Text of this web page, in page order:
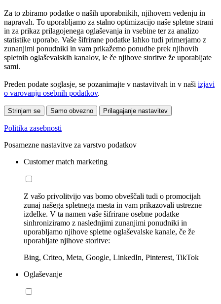
Za to zbiramo podatke o naših uporabnikih, njihovem vedenju in
napravah. To uporabljamo za stalno optimizacijo naše spletne strani
in za prikaz prilagojenega oglaševanja in vsebine ter za analizo
statistike uporabe. Vaše šifrirane podatke lahko tudi primerjamo z
zunanjimi ponudniki in vam prikažemo ponudbe prek njihovih
spletnih oglaševalskih kanalov, le če njihove storitve že uporabljate
sami.
Preden podate soglasje, se pozanimajte v nastavitvah in v naši izjavi
o varovanju osebnih podatkov.
Strinjam se Samo obvezno Prilagajanje nastavitev
Politika zasebnosti
Posamezne nastavitve za varstvo podatkov
Customer match marketing
Z vašo privolitvijo vas bomo obveščali tudi o promocijah
zunaj našega spletnega mesta in vam prikazovali ustrezne
izdelke. V ta namen vaše šifrirane osebne podatke
sinhroniziramo z naslednjimi zunanjimi ponudniki in
uporabljamo njihove spletne oglaševalske kanale, če že
uporabljate njihove storitve:
Bing, Criteo, Meta, Google, LinkedIn, Pinterest, TikTok
Oglaševanje